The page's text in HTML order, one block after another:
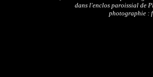
dans l'enclos paroissial de
photographie :